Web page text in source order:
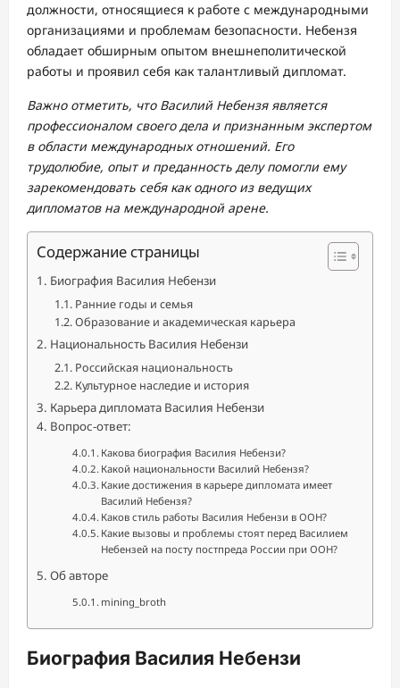
должности, относящиеся к работе с международными
организациями и проблемам безопасности. Небензя
обладает обширным опытом внешнеполитической
работы и проявил себя как талантливый дипломат.
Важно отметить, что Василий Небензя является
профессионалом своего дела и признанным экспертом
в области международных отношений. Его
трудолюбие, опыт и преданность делу помогли ему
зарекомендовать себя как одного из ведущих
дипломатов на международной арене.
Содержание страницы
Биография Василия Небензи
Ранние годы и семья
Образование и академическая карьера
Национальность Василия Небензи
Российская национальность
Культурное наследие и история
Карьера дипломата Василия Небензи
Вопрос-ответ:
Какова биография Василия Небензи?
Какой национальности Василий Небензя?
Какие достижения в карьере дипломата имеет
Василий Небензя?
Каков стиль работы Василия Небензи в ООН?
Какие вызовы и проблемы стоят перед Василием
Небензей на посту постпреда России при ООН?
Об авторе
mining_broth
Биография Василия Небензи